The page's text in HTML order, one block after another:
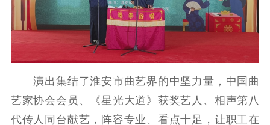
主题宣传 对外宣传
新闻发布
记者之家
品牌栏目
文化文艺
精品生产
文化传承
文化交流
体制改革
文化产业
演出集结了淮安市曲艺界的中坚力量，中国曲
艺家协会会员、《星光大道》获奖艺人、相声第八
代传人同台献艺，阵容专业、看点十足，让职工在